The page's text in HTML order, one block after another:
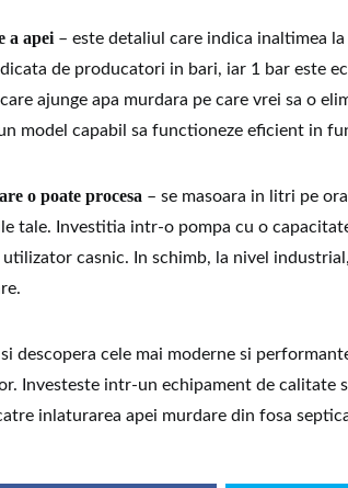
a apei– este detaliul care indica inaltimea
de producatori in bari, iar 1 bar este
ajunge apa murdara pe care vrei sa o
model capabil sa functioneze eficient in
o poate procesa – se masoara in litri pe
tale. Investitia intr-o pompa cu o
casnic. In schimb, la nivel
si descopera cele mai moderne si
Investeste intr-un echipament de calitate
inlaturarea apei murdare din fosa